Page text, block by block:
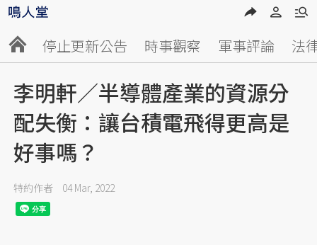
停止更新公告 時事觀察 軍事評論 法
李明軒／半導體產業的資源分
配失衡：讓台積電飛得更高是
好事嗎？
特約作者 04 Mar, 2022